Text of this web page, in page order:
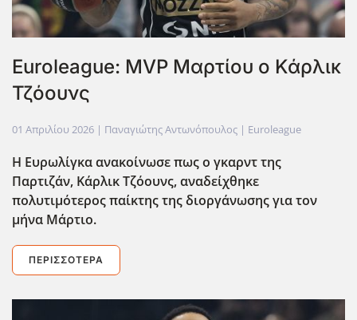
Euroleague: MVP Μαρτίου ο Κάρλικ
Τζόουνς
01 Απριλίου 2026 | Παναγιώτης Αντωνόπουλος | Euroleague
Η Ευρωλίγκα ανακοίνωσε πως ο γκαρντ της
Παρτιζάν, Κάρλικ Τζόουνς, αναδείχθηκε
πολυτιμότερος παίκτης της διοργάνωσης για τον
μήνα Μάρτιο.
ΠΕΡΙΣΣΌΤΕΡΑ